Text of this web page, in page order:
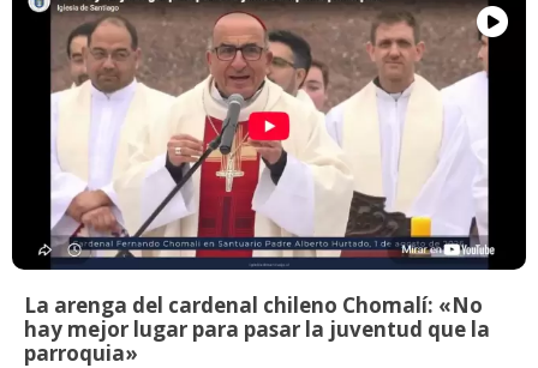
La arenga del cardenal chileno Chomalí: «No
hay mejor lugar para pasar la juventud que la
parroquia»